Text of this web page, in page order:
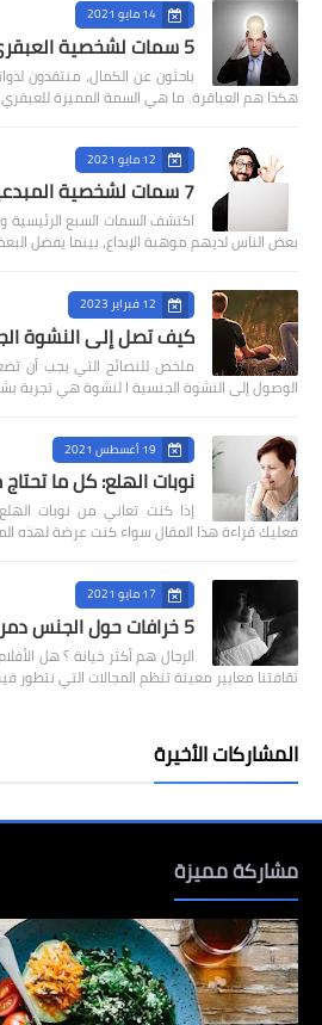
14 مايو 2021
5 سمات لشخصية العبقري
باحثون عن الكمال، منتقدون
هكذا هم العباقرة. ما هي السمة المميزة
12 مايو 2021
7 سمات لشخصية المبدعين
اكتشف السمات السبع الرئيسية
بعض الناس لديهم موهبة الإبداع، بينما يفضل
12 فبراير 2023
كيف تصل إلى النشوة الجنسية؟ 6
ملخص للنصائح التي يجب أن
الوصول إلى النشوة الجنسية ا لنشوة هي تجربة
19 أغسطس 2021
نوبات الهلع: كل ما
إذا كنت تعاني من نوبات
فعليك قراءة هذا المقال سواء كنت عرضة لهذه
17 مايو 2021
5 خرافات حول الجنس دمرها العلم
الرجال هم أكثر خيانة ؟ هل
ثقافتنا معايير معينة تنظم المجالات التي نتطور
المشاركات الأخيرة
مشاركة مميزة